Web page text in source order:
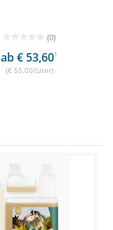
(0)
ab € 53,601
(€ 55,00/Liter)